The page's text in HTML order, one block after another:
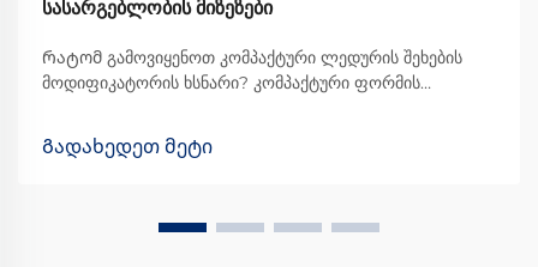
სასარგებლობის მიზეზები
Რატომ გამოვიყენოთ კომპაქტური ლედურის შეხების
მოდიფიკატორის ხსნარი? კომპაქტური ფორმის
აუმჯობესებენ ლედური პროდუქტების შეხების შეგრძნებას
კანზე. ეს დამუშავებები ხელს უწყობს იმ მდიდარი, ნაზი
Გადახედეთ მეტი